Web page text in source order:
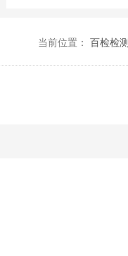
当前位置： 百检检测